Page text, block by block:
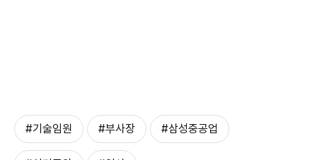
#기술임원 #부사장 #삼성중공업